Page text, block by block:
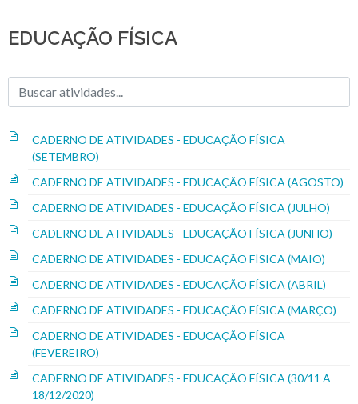
EDUCAÇÃO FÍSICA
CADERNO DE ATIVIDADES - EDUCAÇÃO FÍSICA
(SETEMBRO)
CADERNO DE ATIVIDADES - EDUCAÇÃO FÍSICA (AGOSTO)
CADERNO DE ATIVIDADES - EDUCAÇÃO FÍSICA (JULHO)
CADERNO DE ATIVIDADES - EDUCAÇÃO FÍSICA (JUNHO)
CADERNO DE ATIVIDADES - EDUCAÇÃO FÍSICA (MAIO)
CADERNO DE ATIVIDADES - EDUCAÇÃO FÍSICA (ABRIL)
CADERNO DE ATIVIDADES - EDUCAÇÃO FÍSICA (MARÇO)
CADERNO DE ATIVIDADES - EDUCAÇÃO FÍSICA
(FEVEREIRO)
CADERNO DE ATIVIDADES - EDUCAÇÃO FÍSICA (30/11 A
18/12/2020)